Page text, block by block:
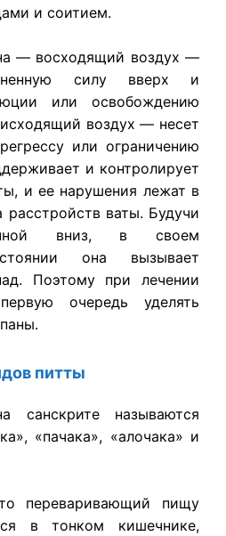
и соитием.
— восходящий воздух —
силу вверх и
или освобождению
воздух — несет
или ограничению
и контролирует
и ее нарушения лежат в
расстройств ваты. Будучи
вниз, в своем
она вызывает
Поэтому при лечении
очередь уделять
питты
называются
«пачака», «алочака» и
переваривающий пищу
в тонком кишечнике,